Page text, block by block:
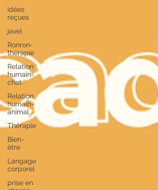
idées
reçues
javel
Ronron-
thérapie
Relation
humain-
chat
Relation
humain-
animal
Thérapie
Bien-
être
Langage
corporel
prise en